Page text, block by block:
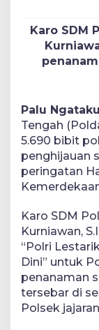
Karo SDM
Palu Ngataku
Tengah
5.690 bibit
penghijauan
peringatan
Karo SDM
Kurniawan,
“Polri
Dini” untuk
penanaman
tersebar di
Polsek